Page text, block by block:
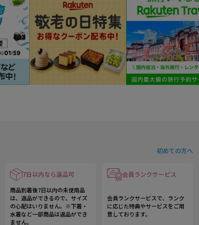
初めての方へ
7日以内なら返品可
商品到着後7日以内の未使用品
は、返品ができるので、サイズ
の心配はいりません。※下着・
水着など一部商品は返品ができ
ません。
会員ランクサービス
会員ランクサービスで、ランク
に応じた特典やサービスをご用
意しております。